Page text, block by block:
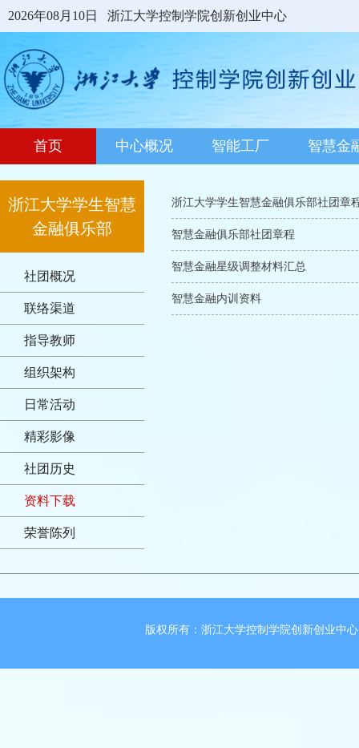
2026年08月10日 浙江大学控制学院创新创业中心
首页 中心概况 智能工厂 智慧金
浙江大学学生智慧
金融俱乐部
社团概况
联络渠道
指导教师
组织架构
日常活动
精彩影像
社团历史
资料下载
荣誉陈列
浙江大学学生智慧金融俱乐部社团章
智慧金融俱乐部社团章程
智慧金融星级调整材料汇总
智慧金融内训资料
版权所有：浙江大学控制学院创新创